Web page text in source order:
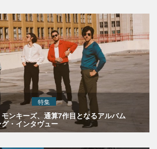
特集
ンキーズ、通算7作目となるアルバム
・インタヴュー